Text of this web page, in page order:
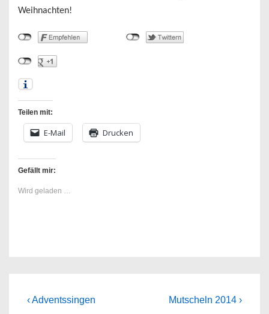
Weihnachten!
Teilen mit:
E-Mail Drucken
Gefällt mir:
Wird geladen …
Beitragsnavigation
Previous
‹ Adventssingen
Next
Mutscheln 2014 ›